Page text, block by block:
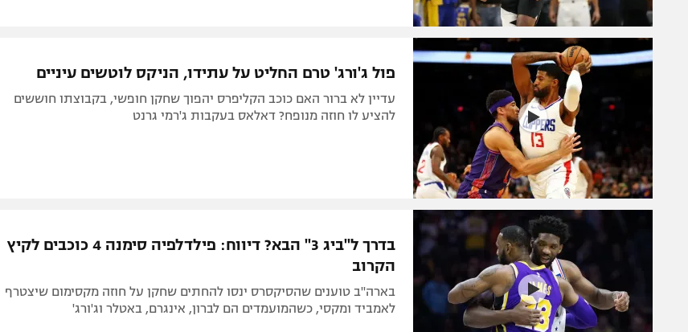
פול ג'ורג' טרם החליט על עתידו, הניקס לוטשים עיניים
עדיין לא ברור האם כוכב הקליפרס יהפוך שחקן חופשי, בקבוצתו חוששים
להציע לו חוזה מנופח? דאלאס בעקבות ג'רמי גרנט
בדרך ל"ביג 3" הבא? דיווח: פילדלפיה סימנה 4 כוכבים לקיץ
הקרוב
בארה"ב טוענים שהסיקסרס ינסו להחתים שחקן על חוזה מקסימום שיצטרף
לאמביד ומקסי, כשהמועמדים הם לברון, אינגרם, באטלר וג'ורג'